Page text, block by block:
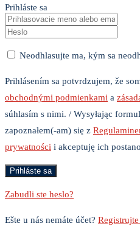
Prihláste sa
Neodhlasujte ma, kým sa
Prihlásením sa potvrdzujem, že
obchodnými podmienkami a
súhlasím s nimi. / Wysyłając
zapoznałem(-am) się z
prywatności i akceptuję ich
Zabudli ste heslo?
Ešte u nás nemáte účet? Registrujte